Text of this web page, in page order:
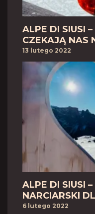
ALPE DI SIUSI
CZEKAJĄ NAS
13 lutego 2022
ALPE DI SIUSI
NARCIARSKI
6 lutego 2022